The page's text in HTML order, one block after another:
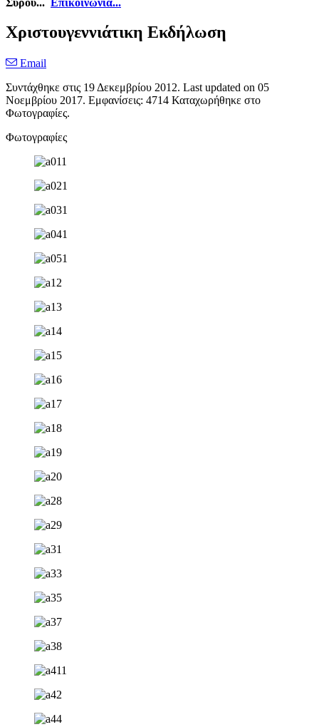
Χριστουγεννιάτικη Εκδήλωση
Email
Συντάχθηκε στις 19 Δεκεμβρίου 2012. Last updated on 05
Νοεμβρίου 2017. Εμφανίσεις: 4714 Καταχωρήθηκε στο
Φωτογραφίες.
Φωτογραφίες